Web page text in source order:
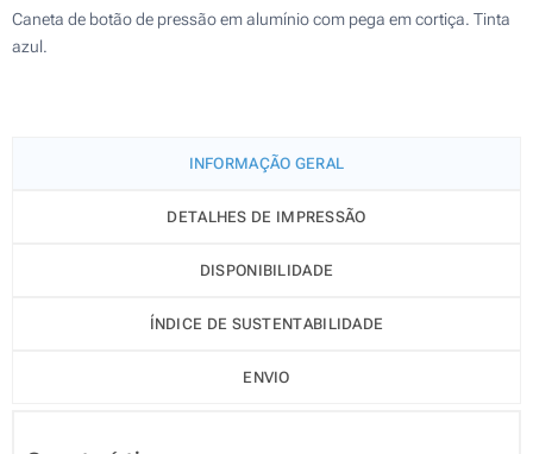
Caneta de botão de pressão em alumínio com pega em cortiça. Tinta
azul.
INFORMAÇÃO GERAL
DETALHES DE IMPRESSÃO
DISPONIBILIDADE
ÍNDICE DE SUSTENTABILIDADE
ENVIO